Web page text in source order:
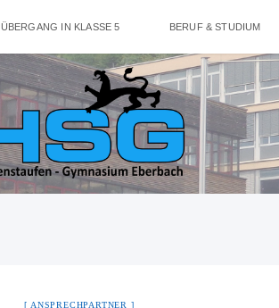
ÜBERGANG IN KLASSE 5 BERUF & STUDIUM
ANSPRECHPARTNER